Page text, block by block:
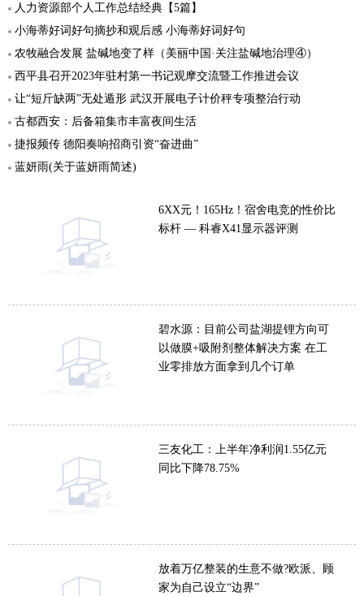
人力资源部个人工作总结经典【5篇】
小海蒂好词好句摘抄和观后感 小海蒂好词好句
农牧融合发展 盐碱地变了样（美丽中国·关注盐碱地治理④）
西平县召开2023年驻村第一书记观摩交流暨工作推进会议
让“短斤缺两”无处遁形 武汉开展电子计价秤专项整治行动
古都西安：后备箱集市丰富夜间生活
捷报频传 德阳奏响招商引资“奋进曲”
蓝妍雨(关于蓝妍雨简述)
6XX元！165Hz！宿舍电竞的性价比
标杆 — 科睿X41显示器评测
碧水源：目前公司盐湖提锂方向可
以做膜+吸附剂整体解决方案 在工
业零排放方面拿到几个订单
三友化工：上半年净利润1.55亿元
同比下降78.75%
放着万亿整装的生意不做?欧派、顾
家为自己设立“边界”